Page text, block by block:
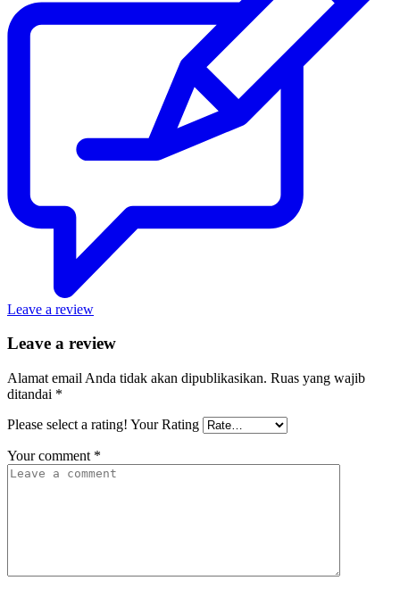
Leave a review
Leave a review
Alamat email Anda tidak akan dipublikasikan. Ruas yang wajib
ditandai *
Please select a rating! Your Rating
Your comment *